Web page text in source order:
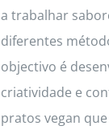
a trabalhar
diferentes
objectivo é
criatividade e
pratos vegan